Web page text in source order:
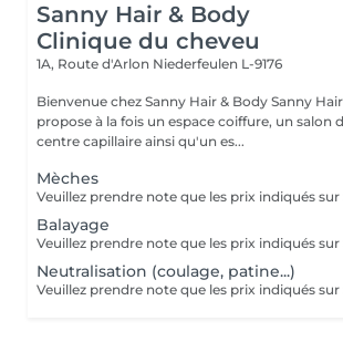
Sanny Hair & Body
Clinique du cheveu
1A, Route d'Arlon Niederfeulen L-9176
Bienvenue chez Sanny Hair & Body Sanny Hair & Body vous
propose à la fois un espace coiffure, un salon
centre capillaire ainsi qu'un es...
Mèches
Balayage
Neutralisation (coulage, patine...)